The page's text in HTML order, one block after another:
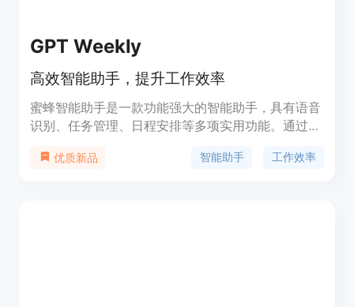
GPT Weekly
高效智能助手，提升工作效率
蜜蜂智能助手是一款功能强大的智能助手，具有语音
识别、任务管理、日程安排等多项实用功能。通过智
户提升工作效率。定价灵活，提供免费和付费版本。
优质新品 智能助手 工作效率